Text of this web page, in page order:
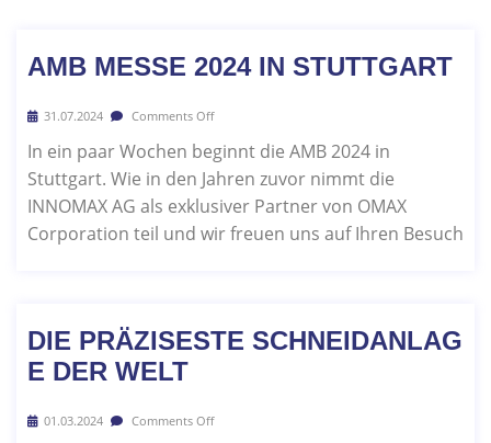
AMB MESSE 2024 IN STUTTGART
31.07.2024 Comments Off
In ein paar Wochen beginnt die AMB 2024 in
Stuttgart. Wie in den Jahren zuvor nimmt die
INNOMAX AG als exklusiver Partner von OMAX
Corporation teil und wir freuen uns auf Ihren Besuch
DIE PRÄZISESTE SCHNEIDANLAG
E DER WELT
01.03.2024 Comments Off